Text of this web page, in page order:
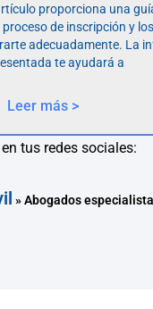
proporciona una
de inscripción y
adecuadamente. La
te ayudará a
Leer más >
tus redes sociales:
»Abogados